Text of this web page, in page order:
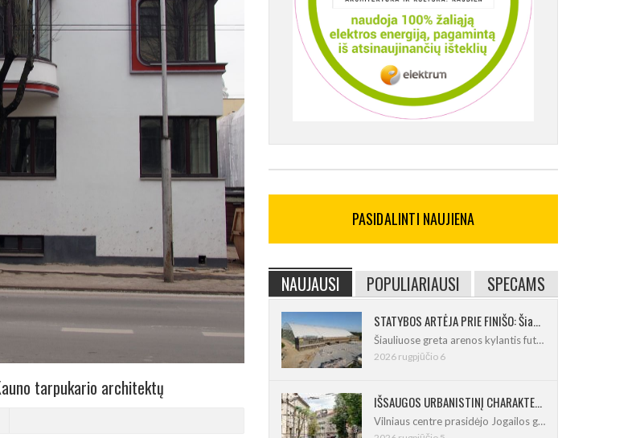
tarpukario architektų
PASIDALINTI NAUJIENA
NAUJAUSI POPULIARIAUSI SPECAMS
STATYBOS ARTĖJA PRIE FINIŠO: Šiaulių futbolo ir regbio maniežas įgavo kontūrus
Šiauliuose greta arenos kylantis futbolo
2026 rugpjūčio 6
IŠSAUGOS URBANISTINĮ CHARAKTERĮ: Vilniuje pradėtas Jogailos gatvės remontas
Vilniaus centre prasidėjo Jogailos gatvės